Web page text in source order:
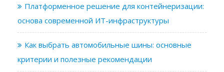
Платформенное решение для контейнеризации:
основа современной ИТ-инфраструктуры
Как выбрать автомобильные шины: основные
критерии и полезные рекомендации